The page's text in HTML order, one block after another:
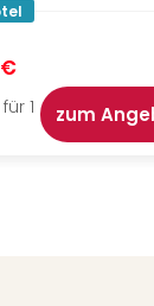
1
zum